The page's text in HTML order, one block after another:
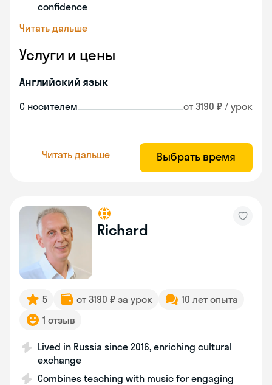
confidence
Читать дальше
Услуги и цены
Английский язык
С носителем от 3190 ₽ / урок
Читать дальше Выбрать время
Richard
5 от 3190 ₽ за урок
10 лет опыта
1 отзыв
Lived in Russia since 2016, enriching cultural
exchange
Combines teaching with music for engaging